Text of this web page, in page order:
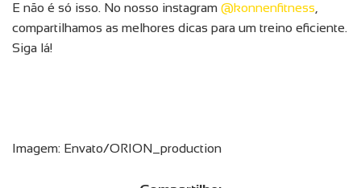
E não é só isso. No nosso instagram @konnenfitness
compartilhamos as melhores dicas para um treino eficiente.
Siga lá!
Imagem: Envato/ORION_production